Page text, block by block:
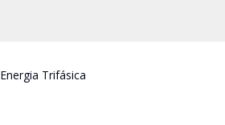
Energia Trifásica